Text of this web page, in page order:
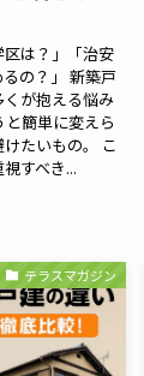
区は？」「治安
の？」 新築戸
が抱える悩み
簡単に変えら
たいもの。 こ
すべき...
テラスマガジン